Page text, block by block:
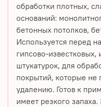
обработки плотных,
оснований:
бетонных потолков,
Используется перед
гипсово-известковых,
штукатурок, для
покрытий, которые не
удалению. Готов к
имеет резкого